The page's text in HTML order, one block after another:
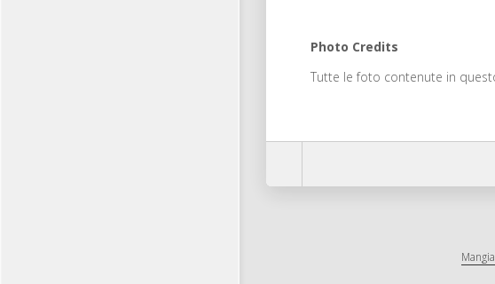
Photo Credits
Tutte le foto contenute in